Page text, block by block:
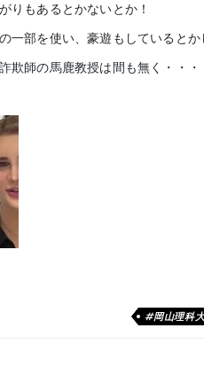
りもあるとかないとか！
一部を使い、豪遊もしているとか
欺師の馬鹿教授は間も無く・・・
#岡山理科